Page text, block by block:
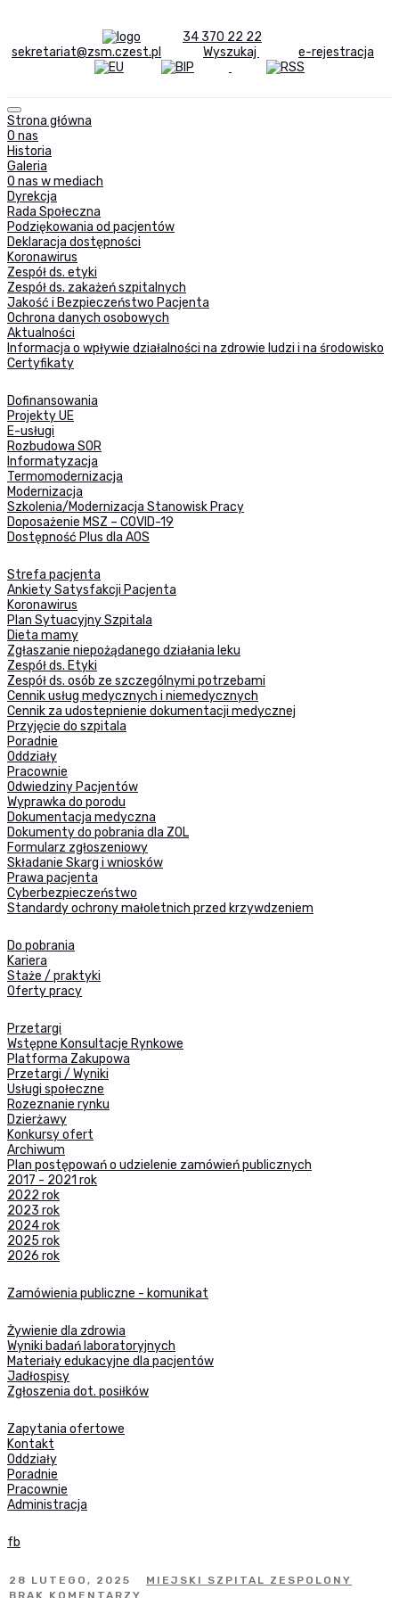
34 370 22 22
sekretariat@zsm.czest.pl
Wyszukaj e-rejestracja
Strona główna
O nas
Historia
Galeria
O nas w mediach
Dyrekcja
Rada Społeczna
Podziękowania od pacjentów
Deklaracja dostępności
Koronawirus
Zespół ds. etyki
Zespół ds. zakażeń szpitalnych
Jakość i Bezpieczeństwo Pacjenta
Ochrona danych osobowych
Aktualności
Informacja o wpływie działalności na zdrowie ludzi i na środowisko
Certyfikaty
Dofinansowania
Projekty UE
E-usługi
Rozbudowa SOR
Informatyzacja
Termomodernizacja
Modernizacja
Szkolenia/Modernizacja Stanowisk Pracy
Doposażenie MSZ – COVID-19
Dostępność Plus dla AOS
Strefa pacjenta
Ankiety Satysfakcji Pacjenta
Koronawirus
Plan Sytuacyjny Szpitala
Dieta mamy
Zgłaszanie niepożądanego działania leku
Zespół ds. Etyki
Zespół ds. osób ze szczególnymi potrzebami
Cennik usług medycznych i niemedycznych
Cennik za udostepnienie dokumentacji medycznej
Przyjęcie do szpitala
Poradnie
Oddziały
Pracownie
Odwiedziny Pacjentów
Wyprawka do porodu
Dokumentacja medyczna
Dokumenty do pobrania dla ZOL
Formularz zgłoszeniowy
Składanie Skarg i wniosków
Prawa pacjenta
Cyberbezpieczeństwo
Standardy ochrony małoletnich przed krzywdzeniem
Do pobrania
Kariera
Staże / praktyki
Oferty pracy
Przetargi
Wstępne Konsultacje Rynkowe
Platforma Zakupowa
Przetargi / Wyniki
Usługi społeczne
Rozeznanie rynku
Dzierżawy
Konkursy ofert
Archiwum
Plan postępowań o udzielenie zamówień publicznych
2017 - 2021 rok
2022 rok
2023 rok
2024 rok
2025 rok
2026 rok
Zamówienia publiczne - komunikat
Żywienie dla zdrowia
Wyniki badań laboratoryjnych
Materiały edukacyjne dla pacjentów
Jadłospisy
Zgłoszenia dot. posiłków
Zapytania ofertowe
Kontakt
Oddziały
Poradnie
Pracownie
Administracja
fb
28 LUTEGO, 2025
MIEJSKI SZPITAL ZESPOLONY
BRAK KOMENTARZY